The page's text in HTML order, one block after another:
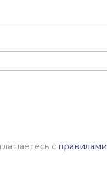
с правилами